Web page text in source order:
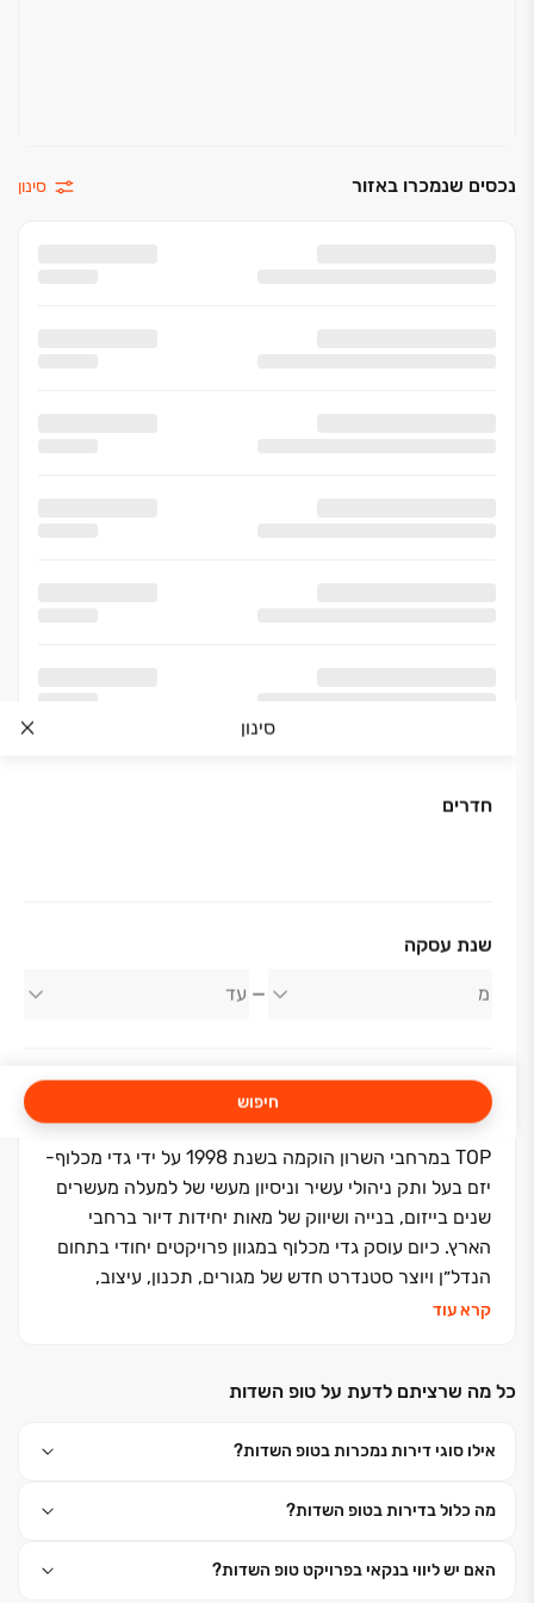
נכסים שנמכרו באזור סינון
סינון
חדרים
שנת עסקה
חיפוש
אודות החברה
TOP במרחבי השרון
TOP במרחבי השרון הוקמה בשנת 1998 על ידי גדי מכלוף-
יזם בעל ותק ניהולי עשיר וניסיון מעשי של למעלה מעשרים
שנים בייזום, בנייה ושיווק של מאות יחידות דיור ברחבי
הארץ. כיום עוסק גדי מכלוף במגוון פרויקטים יחודי בתחום
הנדל״ן ויוצר סטנדרט חדש של מגורים, תכנון, עיצוב,
מפרט, ושירות יוצא מגדר הרגיל.
הראשון בכל פרויקט.
רמת גימור איכותית העולה על הקיים בשוק וקובעת
במרוצת השנים צברה החברה מוניטין יוקרתי המתבסס על
בכל פעולותיה. הניסיון הרב, האיכות, ההקפדה על כל פרט,
קרא עוד
כל מה שרציתם לדעת על טופ השדות
אילו סוגי דירות נמכרות בטופ השדות?
מה כלול בדירות בטופ השדות?
האם יש ליווי בנקאי בפרויקט טופ השדות?